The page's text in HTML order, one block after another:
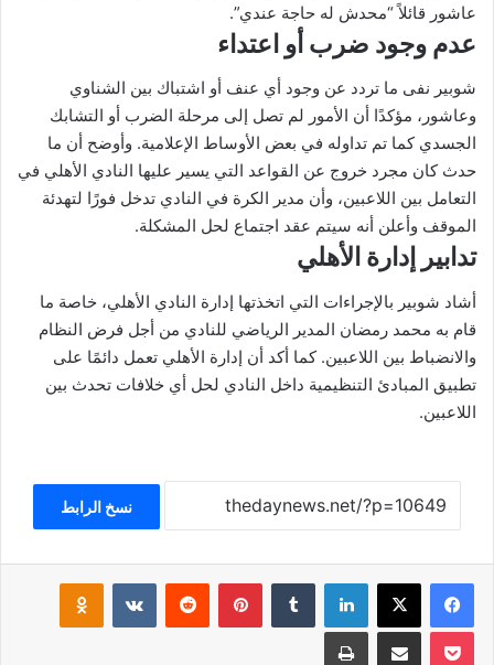
عاشور قائلاً “محدش له حاجة عندي”.
عدم وجود ضرب أو اعتداء
شوبير نفى ما تردد عن وجود أي عنف أو اشتباك بين الشناوي
وعاشور، مؤكدًا أن الأمور لم تصل إلى مرحلة الضرب أو التشابك
الجسدي كما تم تداوله في بعض الأوساط الإعلامية. وأوضح أن ما
حدث كان مجرد خروج عن القواعد التي يسير عليها النادي الأهلي في
التعامل بين اللاعبين، وأن مدير الكرة في النادي تدخل فورًا لتهدئة
الموقف وأعلن أنه سيتم عقد اجتماع لحل المشكلة.
تدابير إدارة الأهلي
أشاد شوبير بالإجراءات التي اتخذتها إدارة النادي الأهلي، خاصة ما
قام به محمد رمضان المدير الرياضي للنادي من أجل فرض النظام
والانضباط بين اللاعبين. كما أكد أن إدارة الأهلي تعمل دائمًا على
تطبيق المبادئ التنظيمية داخل النادي لحل أي خلافات تحدث بين
اللاعبين.
نسخ الرابط
فيسبوك ‫X لينكدإن بينتيريست
‫Pocket مشاركة عبر البريد طباعة